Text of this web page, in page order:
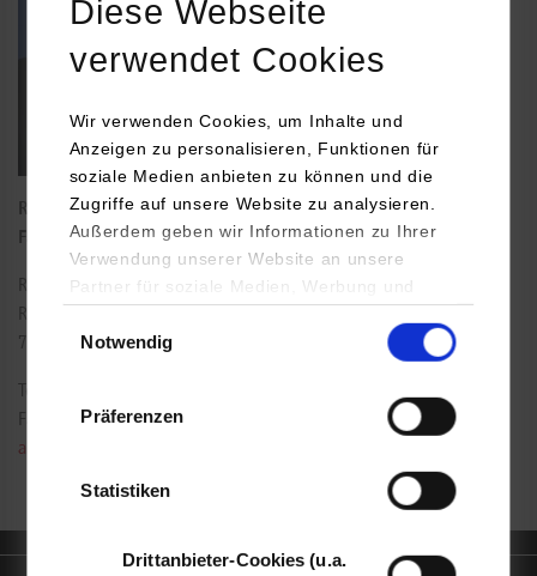
Diese Webseite
verwendet Cookies
Wir verwenden Cookies, um Inhalte und
Anzeigen zu personalisieren, Funktionen für
soziale Medien anbieten zu können und die
Zugriffe auf unsere Website zu analysieren.
Außerdem geben wir Informationen zu Ihrer
Verwendung unserer Website an unsere
Partner für soziale Medien, Werbung und
YouTube, Google Maps) führen diese
Daten zusammen, die Sie ihnen bereitgestellt
haben oder die sie im Rahmen Ihrer Nutzung
Notwendig
Präferenzen
Statistiken
Drittanbieter-Cookies (u.a.
Referentin für Forschung, Transfer und Internationales der
Fakultät für Wirtschaft & Gesundheit
Rotebühlplatz 41
Raum: 110/3
70178
Stuttgart
Tel.:
Fax: 0711/1849-504
annette.herzog@dhbw-stuttgart.de